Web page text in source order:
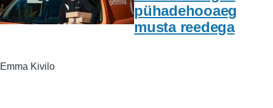
pühadehooaeg
musta reedega
Emma Kivilo